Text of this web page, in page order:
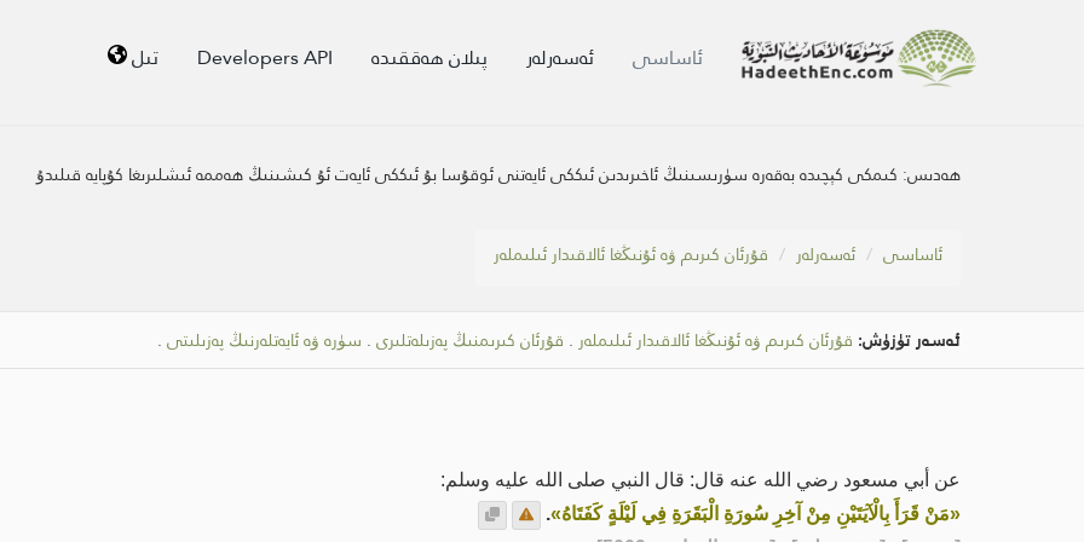
ئاساسى ئەسەرلەر پىلان ھەققىدە Developers API تىل
ھەدىس: كىمكى كېچىدە بەقەرە سۈرىسىنىڭ ئاخىرىدىن ئىككى ئايەتنى ئوقۇسا بۇ ئىككى ئايەت ئۇ كىشىنىڭ ھەممە ئىشلىرىغا كۇپايە قىلىدۇ
ئاساسى ئەسەرلەر قۇرئان كىرىم ۋە ئۇنىڭغا ئالاقىدار ئىلىملەر
ئەسەر تۈزۈش: قۇرئان كىرىم ۋە ئۇنىڭغا ئالاقىدار ئىلىملەر . قۇرئان كىرىمنىڭ پەزىلەتلىرى . سۈرە ۋە ئايەتلەرنىڭ پەزىلىتى .
عن أبي مسعود رضي الله عنه قال: قال النبي صلى الله عليه وسلم:
«مَنْ قَرَأَ بِالْآيَتَيْنِ مِنْ آخِرِ سُورَةِ الْبَقَرَةِ فِي لَيْلَةٍ كَفَتَاهُ».